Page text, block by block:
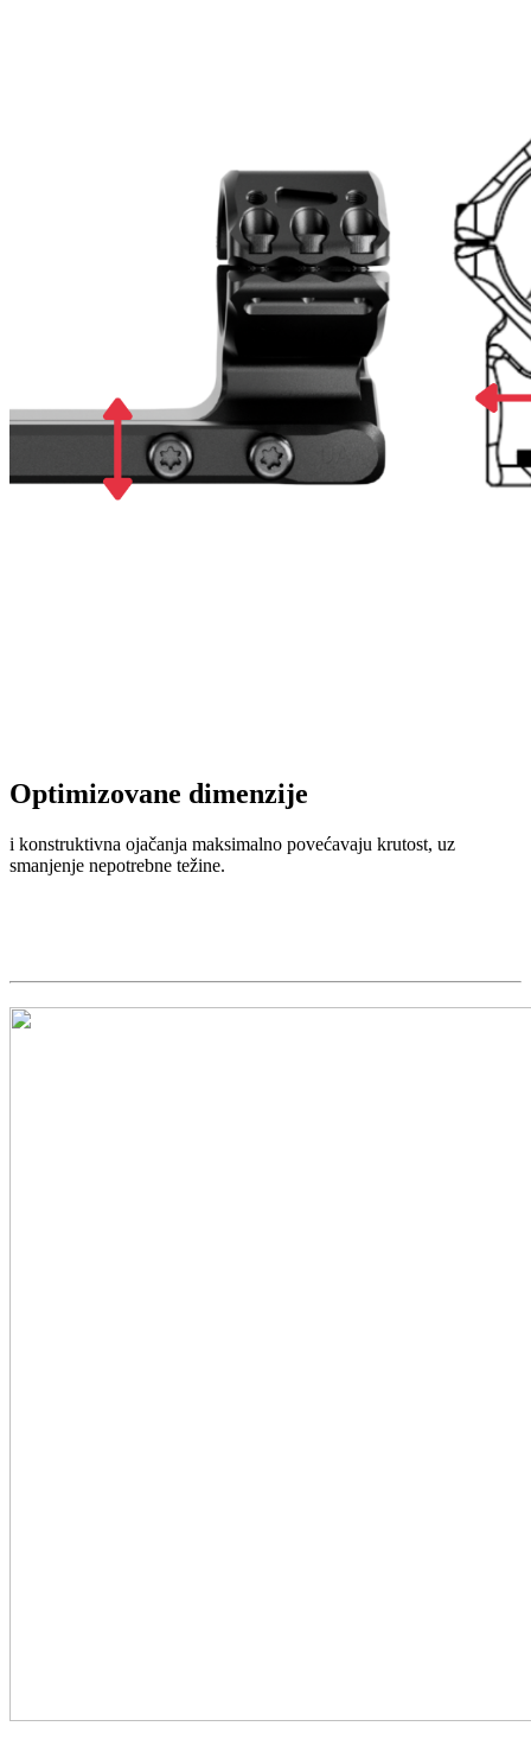
Optimizovane dimenzije
i konstruktivna ojačanja maksimalno povećavaju krutost, uz
smanjenje nepotrebne težine.